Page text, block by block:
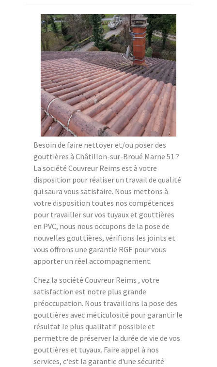
Besoin de faire nettoyer et/ou poser des
gouttières à Châtillon-sur-Broué Marne 51 ?
La société Couvreur Reims est à votre
disposition pour réaliser un travail de qualité
qui saura vous satisfaire. Nous mettons à
votre disposition toutes nos compétences
pour travailler sur vos tuyaux et gouttières
en PVC, nous nous occupons de la pose de
nouvelles gouttières, vérifions les joints et
vous offrons une garantie RGE pour vous
apporter un réel accompagnement.
Chez la société Couvreur Reims , votre
satisfaction est notre plus grande
préoccupation. Nous travaillons la pose des
gouttières avec méticulosité pour garantir le
résultat le plus qualitatif possible et
permettre de préserver la durée de vie de vos
gouttières et tuyaux. Faire appel à nos
services, c'est la garantie d'une sécurité